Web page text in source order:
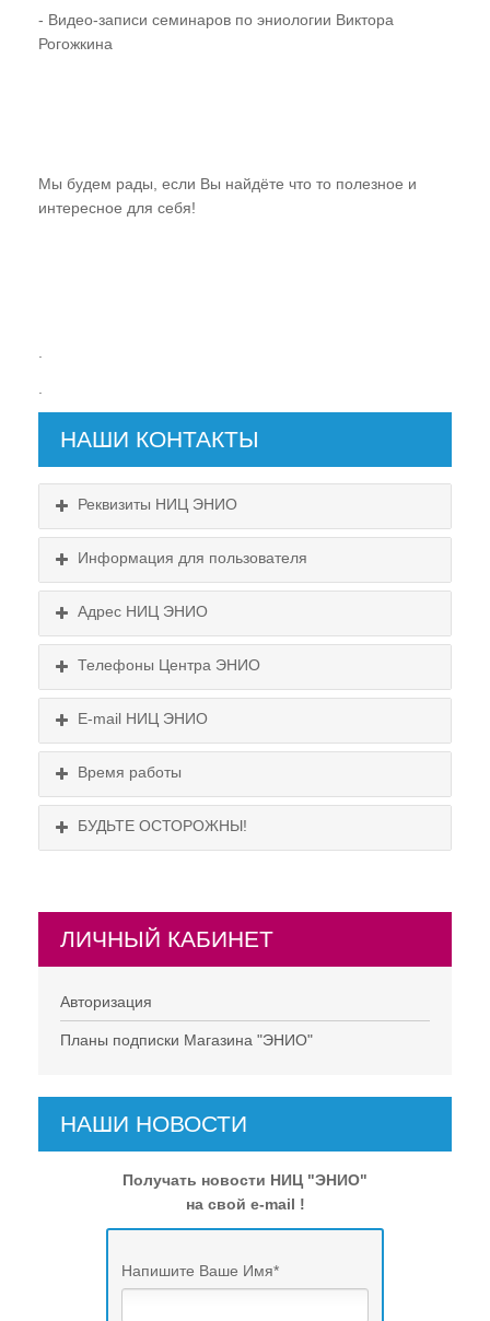
- Видео-записи семинаров по эниологии Виктора
Рогожкина
Мы будем рады, если Вы найдёте что то полезное и
интересное для себя!
НАШИ КОНТАКТЫ
Реквизиты НИЦ ЭНИО
Информация для пользователя
Пользовательское соглашение
Адрес НИЦ ЭНИО
Телефоны Центра ЭНИО
E-mail НИЦ ЭНИО
Время работы
БУДЬТЕ ОСТОРОЖНЫ!
ЛИЧНЫЙ КАБИНЕТ
Авторизация
Планы подписки Магазина "ЭНИО"
НАШИ НОВОСТИ
Получать новости НИЦ "ЭНИО"
на свой e-mail !
Напишите Ваше Имя*